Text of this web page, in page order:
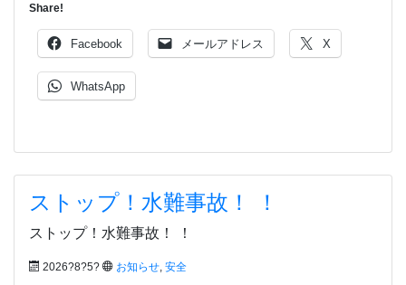
Share!
Facebook メールアドレス X
WhatsApp
ストップ！水難事故！ ！
ストップ！水難事故！ ！
2026?8?5? お知らせ 安全